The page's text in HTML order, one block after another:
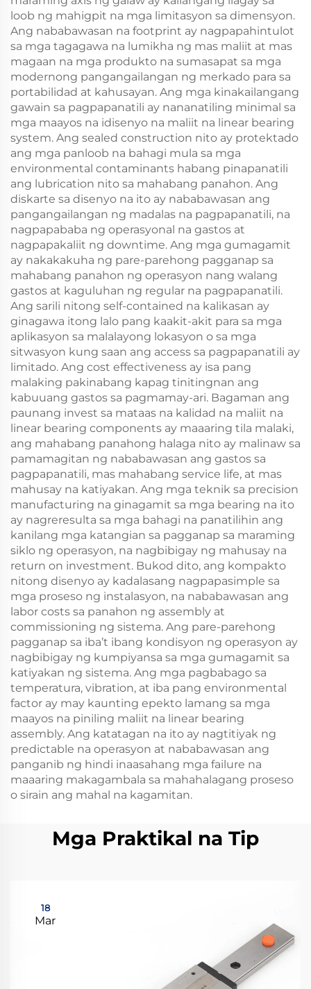
loob ng mahigpit na mga limitasyon sa dimensyon.
Ang nababawasan na footprint ay nagpapahintulot
sa mga tagagawa na lumikha ng mas maliit at mas
magaan na mga produkto na sumasapat sa mga
modernong pangangailangan ng merkado para sa
portabilidad at kahusayan. Ang mga kinakailangang
gawain sa pagpapanatili ay nananatiling minimal sa
mga maayos na idisenyo na maliit na linear bearing
system. Ang sealed construction nito ay protektado
ang mga panloob na bahagi mula sa mga
environmental contaminants habang pinapanatili
ang lubrication nito sa mahabang panahon. Ang
diskarte sa disenyo na ito ay nababawasan ang
pangangailangan ng madalas na pagpapanatili, na
nagpapababa ng operasyonal na gastos at
nagpapakaliit ng downtime. Ang mga gumagamit
ay nakakakuha ng pare-parehong pagganap sa
mahabang panahon ng operasyon nang walang
gastos at kaguluhan ng regular na pagpapanatili.
Ang sarili nitong self-contained na kalikasan ay
ginagawa itong lalo pang kaakit-akit para sa mga
aplikasyon sa malalayong lokasyon o sa mga
sitwasyon kung saan ang access sa pagpapanatili ay
limitado. Ang cost effectiveness ay isa pang
malaking pakinabang kapag tinitingnan ang
kabuuang gastos sa pagmamay-ari. Bagaman ang
paunang invest sa mataas na kalidad na maliit na
linear bearing components ay maaaring tila malaki,
ang mahabang panahong halaga nito ay malinaw sa
pamamagitan ng nababawasan ang gastos sa
pagpapanatili, mas mahabang service life, at mas
mahusay na katiyakan. Ang mga teknik sa precision
manufacturing na ginagamit sa mga bearing na ito
ay nagreresulta sa mga bahagi na panatilihin ang
kanilang mga katangian sa pagganap sa maraming
siklo ng operasyon, na nagbibigay ng mahusay na
return on investment. Bukod dito, ang kompakto
nitong disenyo ay kadalasang nagpapasimple sa
mga proseso ng instalasyon, na nababawasan ang
labor costs sa panahon ng assembly at
commissioning ng sistema. Ang pare-parehong
pagganap sa iba’t ibang kondisyon ng operasyon ay
nagbibigay ng kumpiyansa sa mga gumagamit sa
katiyakan ng sistema. Ang mga pagbabago sa
temperatura, vibration, at iba pang environmental
factor ay may kaunting epekto lamang sa mga
maayos na piniling maliit na linear bearing
assembly. Ang katatagan na ito ay nagtitiyak ng
predictable na operasyon at nababawasan ang
panganib ng hindi inaasahang mga failure na
maaaring makagambala sa mahahalagang proseso
o sirain ang mahal na kagamitan.
Mga Praktikal na Tip
18
Mar